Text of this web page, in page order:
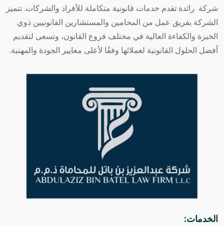
شركة رائدة تقدم خدمات قانونية متكاملة للأفراد والشركات. تتميز
الشركة بفريق عمل من المحامين والمستشارين القانونيين ذوي
الخبرة والكفاءة العالية في مختلف فروع القانون، وتسعى لتقديم
أفضل الحلول القانونية لعملائها وفقًا لأعلى معايير الجودة والمهنية.
الخدمات: